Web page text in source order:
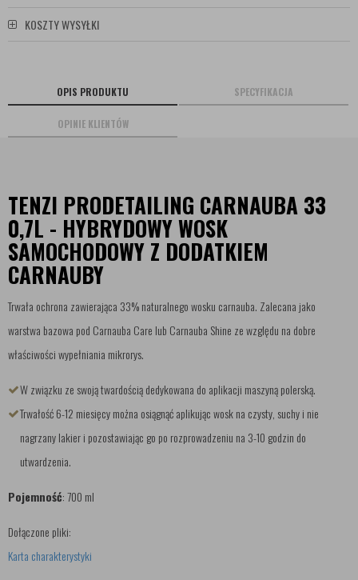
KOSZTY WYSYŁKI
OPIS PRODUKTU SPECYFIKACJA
OPINIE KLIENTÓW
TENZI PRODETAILING CARNAUBA 33
0,7L - HYBRYDOWY WOSK
SAMOCHODOWY Z DODATKIEM
CARNAUBY
Trwała ochrona zawierająca 33% naturalnego wosku carnauba. Zalecana jako
warstwa bazowa pod Carnauba Care lub Carnauba Shine ze względu na dobre
właściwości wypełniania mikrorys.
W związku ze swoją twardością dedykowana do aplikacji maszyną polerską.
Trwałość 6-12 miesięcy można osiągnąć aplikując wosk na czysty, suchy i nie
nagrzany lakier i pozostawiając go po rozprowadzeniu na 3-10 godzin do
utwardzenia.
Pojemność: 700 ml
Dołączone pliki:
Karta charakterystyki